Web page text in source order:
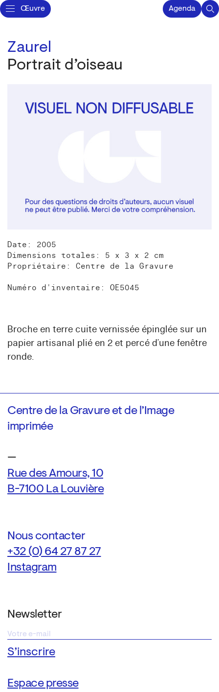
Œuvre Agenda
Zaurel
Portrait d’oiseau
Date: 2005
Dimensions totales: 5 x 3 x 2 cm
Propriétaire: Centre de la Gravure
Numéro d'inventaire: OE5045
Broche en terre cuite vernissée épinglée sur un
papier artisanal plié en 2 et percé d’une fenêtre
ronde.
Centre de la Gravure et de l’Image
imprimée
—
Rue des Amours, 10
B-7100 La Louvière
Nous contacter
+32 (0) 64 27 87 27
Instagram
Newsletter
Espace presse